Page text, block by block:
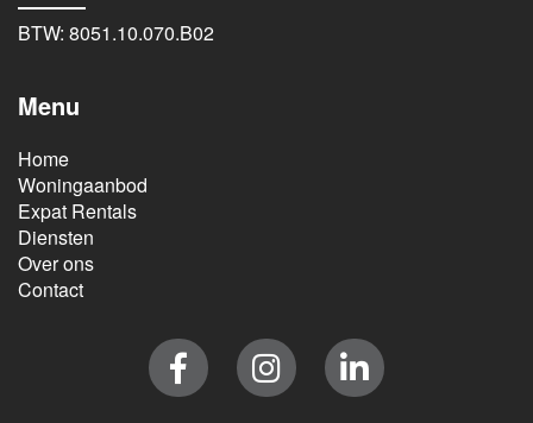
BTW: 8051.10.070.B02
Menu
Home
Woningaanbod
Expat Rentals
Diensten
Over ons
Contact